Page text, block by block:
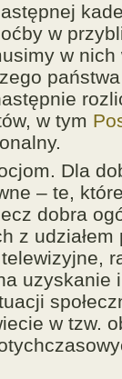
w
w nich
w tym
Dla
– te,
dobra
z udziałem
uzyskanie
w tzw.